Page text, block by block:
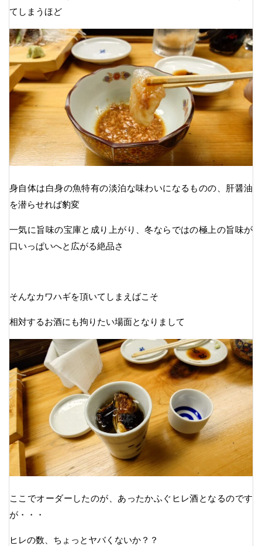
てしまうほど
身自体は白身の魚特有の淡泊な味わいになるものの、肝醤油
を潜らせれば豹変
一気に旨味の宝庫と成り上がり、冬ならではの極上の旨味が
口いっぱいへと広がる絶品さ
そんなカワハギを頂いてしまえばこそ
相対するお酒にも拘りたい場面となりまして
ここでオーダーしたのが、あったかふぐヒレ酒となるのです
が・・・
ヒレの数、ちょっとヤバくないか？？